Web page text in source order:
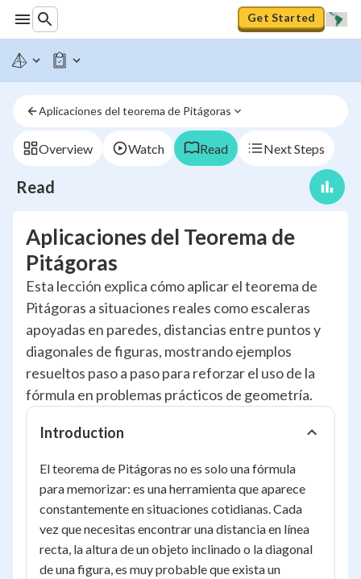
Get Started
Aplicaciones del teorema de Pitágoras
Overview Watch Read Next Steps
Read
Aplicaciones del Teorema de
Pitágoras
Esta lección explica cómo aplicar el teorema de
Pitágoras a situaciones reales como escaleras
apoyadas en paredes, distancias entre puntos y
diagonales de figuras, mostrando ejemplos
resueltos paso a paso para reforzar el uso de la
fórmula en problemas prácticos de geometría.
Introduction
El teorema de Pitágoras no es solo una fórmula
para memorizar: es una herramienta que aparece
constantemente en situaciones cotidianas. Cada
vez que necesitas encontrar una distancia en línea
recta, la altura de un objeto inclinado o la diagonal
de una figura, es muy probable que exista un